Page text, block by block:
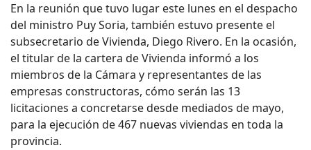
En la reunión que tuvo lugar este lunes en el despacho
del ministro Puy Soria, también estuvo presente el
subsecretario de Vivienda, Diego Rivero. En la ocasión,
el titular de la cartera de Vivienda informó a los
miembros de la Cámara y representantes de las
empresas constructoras, cómo serán las 13
licitaciones a concretarse desde mediados de mayo,
para la ejecución de 467 nuevas viviendas en toda la
provincia.